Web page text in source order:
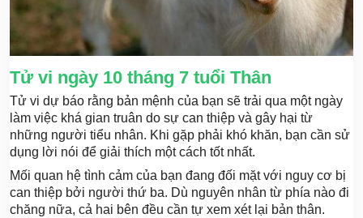
Tử vi ngày 10 tháng 7 tuổi Thân
Tử vi dự báo rằng bản mệnh của bạn sẽ trải qua một ngày
làm việc khá gian truân do sự can thiệp và gây hại từ
những người tiểu nhân. Khi gặp phải khó khăn, bạn cần sử
dụng lời nói để giải thích một cách tốt nhất.
Mối quan hệ tình cảm của bạn đang đối mặt với nguy cơ bị
can thiệp bởi người thứ ba. Dù nguyên nhân từ phía nào đi
chăng nữa, cả hai bên đều cần tự xem xét lại bản thân.